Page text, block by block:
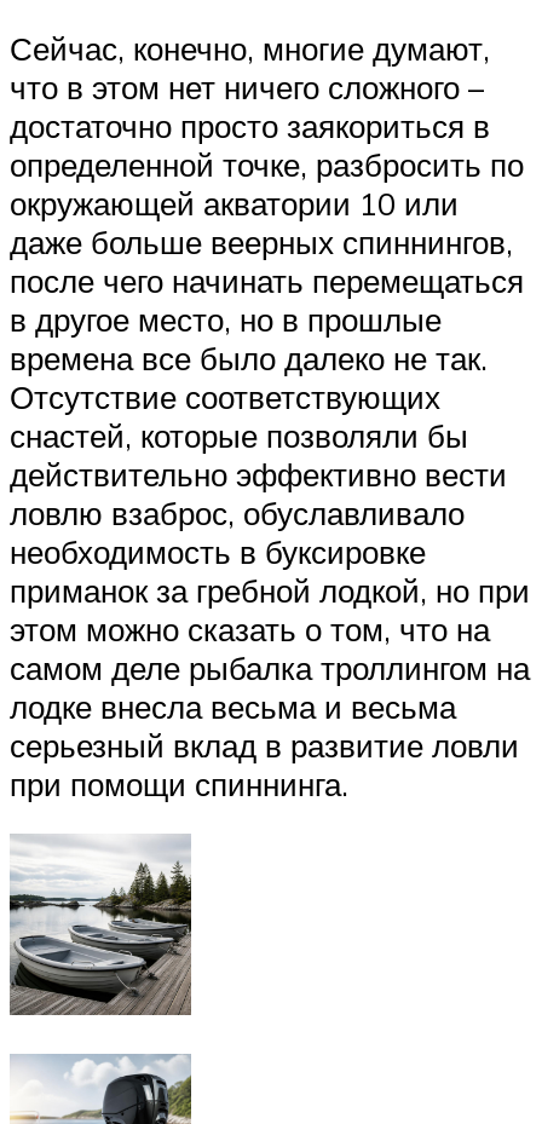
Сейчас, конечно, многие думают,
что в этом нет ничего сложного –
достаточно просто заякориться в
определенной точке, разбросить по
окружающей акватории 10 или
даже больше веерных спиннингов,
после чего начинать перемещаться
в другое место, но в прошлые
времена все было далеко не так.
Отсутствие соответствующих
снастей, которые позволяли бы
действительно эффективно вести
ловлю взаброс, обуславливало
необходимость в буксировке
приманок за гребной лодкой, но при
этом можно сказать о том, что на
самом деле рыбалка троллингом на
лодке внесла весьма и весьма
серьезный вклад в развитие ловли
при помощи спиннинга.